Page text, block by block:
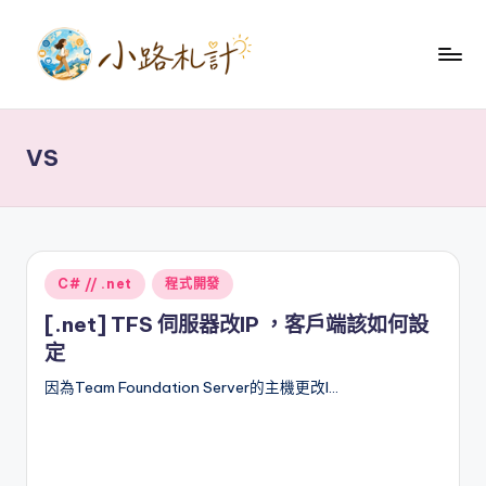
札
記
健
康
財
技
術
分
VS
Posted
in
C# // .net 程式開發
[.net] TFS 伺服器改IP ，客戶端該如何設
定
因為Team Foundation Server的主機更改I…